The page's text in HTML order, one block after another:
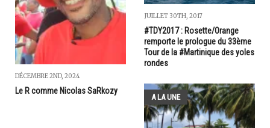
DÉCEMBRE 2ND, 2024
Le R comme Nicolas SaRkozy
JUILLET 30TH, 2017
#TDY2017 : Rosette/Orange
remporte le prologue du 33ème
Tour de la #Martinique des yoles
rondes
A LA UNE